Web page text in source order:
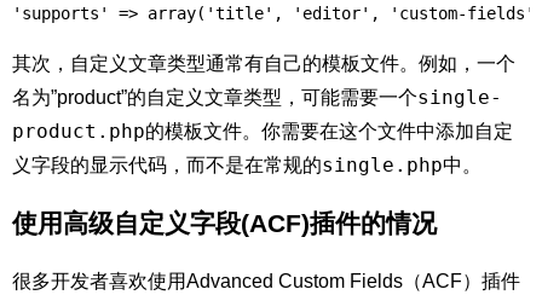
'supports' => array('title', 'editor', 'custom-
其次，自定义文章类型通常有自己的模板文件。例如，一个
名为”product”的自定义文章类型，可能需要一个single-
product.php的模板文件。你需要在这个文件中添加自定
义字段的显示代码，而不是在常规的single.php中。
使用高级自定义字段(ACF)插件的情况
很多开发者喜欢使用Advanced Custom Fields（ACF）插件